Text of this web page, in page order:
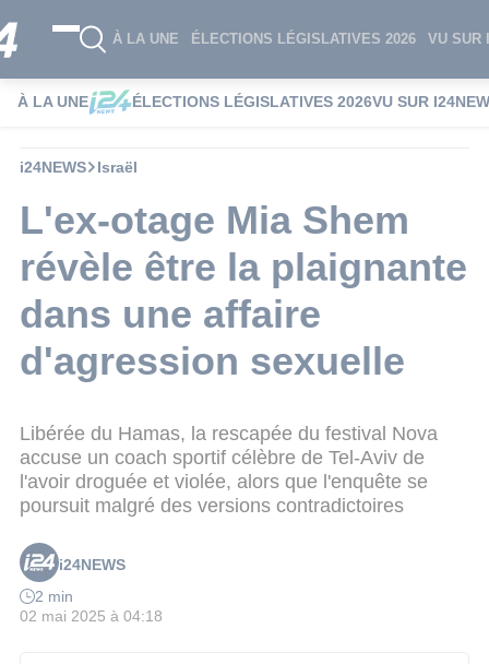
À LA UNE ÉLECTIONS LÉGISLATIVES 2026 VU SUR
À LA UNE ÉLECTIONS LÉGISLATIVES 2026VU SUR
i24NEWS Israël
L'ex-otage Mia Shem
révèle être la plaignante
dans une affaire
d'agression sexuelle
Libérée du Hamas, la rescapée du festival Nova
accuse un coach sportif célèbre de Tel-Aviv de
l'avoir droguée et violée, alors que l'enquête se
poursuit malgré des versions contradictoires
i24NEWS
2 min
02 mai 2025 à 04:18